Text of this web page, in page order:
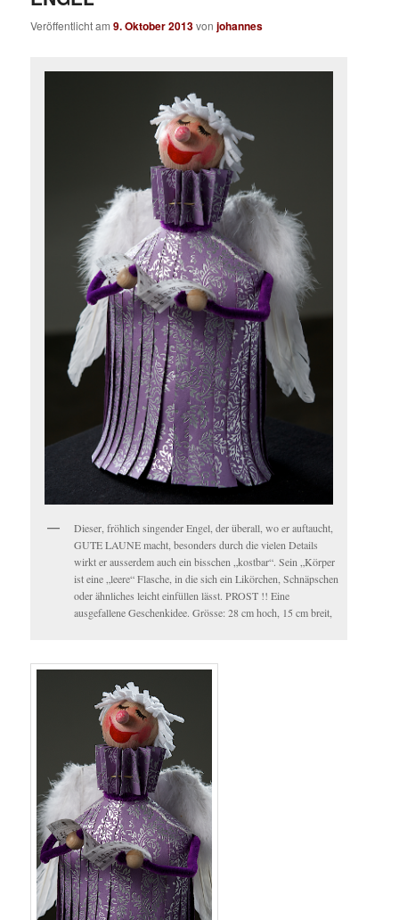
Veröffentlicht am9. Oktober 2013vonjohannes
Dieser, fröhlich singender Engel, der überall, wo er auftaucht,
GUTE LAUNE macht, besonders durch die vielen Details
wirkt er ausserdem auch ein bisschen „kostbar“. Sein „Körper
ist eine „leere“ Flasche, in die sich ein Likörchen, Schnäpschen
oder ähnliches leicht einfüllen lässt. PROST !! Eine
ausgefallene Geschenkidee. Grösse: 28 cm hoch, 15 cm breit,